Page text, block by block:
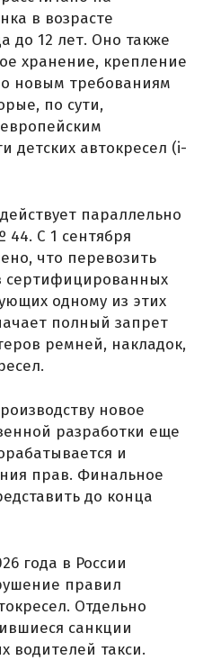
в возрасте
до 12 лет. Оно также
хранение, крепление
новым требованиям
по сути,
детских автокресел (i-
параллельно
С 1 сентября
что перевозить
сертифицированных
одному из этих
полный запрет
ремней, накладок,
новое
разработки еще
и
прав. Финальное
до конца
года в России
правил
Отдельно
санкции
водителей такси.